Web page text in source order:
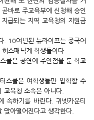
곧바로 주교육부에 신청해 승인
급되는 지역 교육청의 지원금
. 10여년된 뉴라이 프는 중국어
스패 닉계 학생들이다.
쿨은 공연에 주안점을 둔 학교
스쿨은 여학생들만 입학할 수
교육청 소속은 아니다.
속하기를 바란다. 귀넷카운티
맞아떨 어진다고 생각한다.